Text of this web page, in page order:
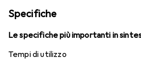
con queste lenti mensili.
Specifiche
Le specifiche più importanti in
Tempi di utilizzo